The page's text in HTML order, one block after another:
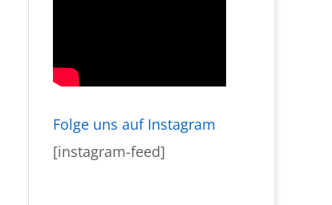
Folge uns auf Instagram
[instagram-feed]